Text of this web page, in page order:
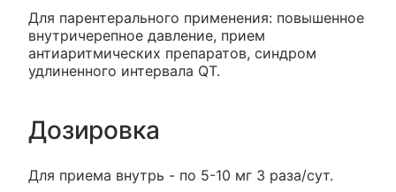
Для парентерального применения: повышенное
внутричерепное давление, прием
антиаритмических препаратов, синдром
удлиненного интервала QT.
Дозировка
Для приема внутрь - по 5-10 мг 3 раза/сут.